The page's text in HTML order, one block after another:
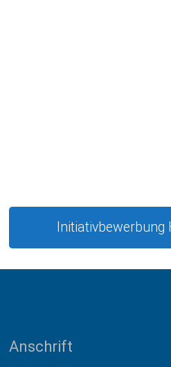
Initiativbewerbung
Anschrift